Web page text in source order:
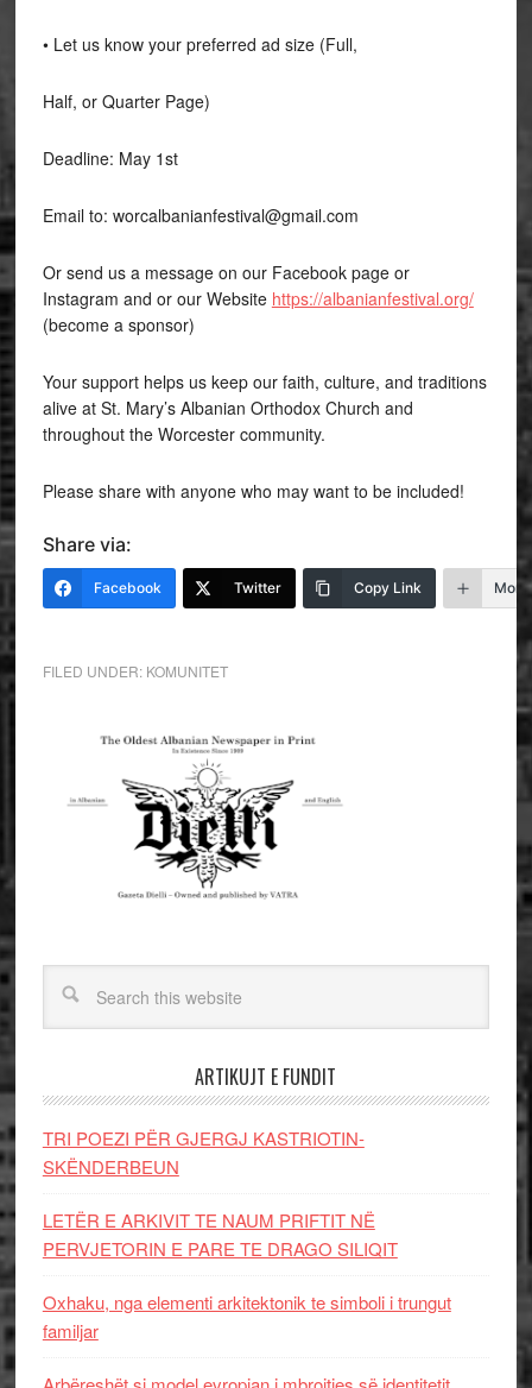
• Let us know your preferred ad size (Full,
Half, or Quarter Page)
Deadline: May 1st
Email to: worcalbanianfestival@gmail.com
Or send us a message on our Facebook page or
Instagram and or our Website https://albanianfestival.org/
(become a sponsor)
Your support helps us keep our faith, culture, and traditions
alive at St. Mary’s Albanian Orthodox Church and
throughout the Worcester community.
Please share with anyone who may want to be included!
Share via:
Facebook Twitter Copy Link More
FILED UNDER: KOMUNITET
ARTIKUJT E FUNDIT
TRI POEZI PËR GJERGJ KASTRIOTIN-
SKËNDERBEUN
LETËR E ARKIVIT TE NAUM PRIFTIT NË
PERVJETORIN E PARE TE DRAGO SILIQIT
Oxhaku, nga elementi arkitektonik te simboli i trungut
familjar